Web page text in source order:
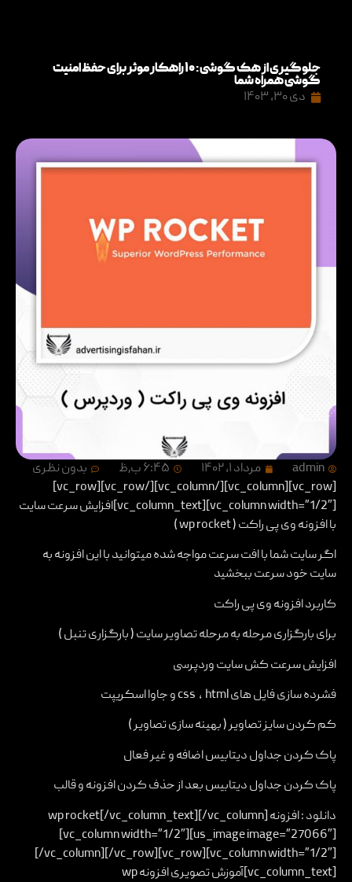
جلوگیری از هک گوشی: ۱۰ راهکار موثر برای حفظ امنیت
گوشی همراه شما
دی ۳۰, ۱۴۰۳
admin مرداد ۱, ۱۴۰۲ ۶:۴۵ ب٫ظ
بدون نظری
[vc_row][vc_column][/vc_column][/vc_row][vc_row]
[vc_column width=”1/2″][vc_column_text]افزایش سرعت سایت
با افزونه وی پی راکت ( wp rocket )
اگر سایت شما با افت سرعت مواجه شده میتوانید با این افزونه به
سایت خود سرعت ببخشید
کاربرد افزونه وی پی راکت
برای بارگزاری مرحله به مرحله تصاویر سایت ( بارگزاری تنبل )
افزایش سرعت کش سایت وردپرسی
فشرده سازی فایل های css , html و جاوا اسکریپت
کم کردن سایز تصاویر ( بهینه سازی تصاویر )
پاک کردن جداول دیتابیس اضافه و غیر فعال
پاک کردن جداول دیتابیس بعد از حذف کردن افزونه و قالب
دانلود :افزونه wp rocket[/vc_column_text][/vc_column]
[vc_column width=”1/2″][us_image image=”27066″]
[/vc_column][/vc_row][vc_row][vc_column width=”1/2″]
[vc_column_text]آموزش تصویری افزونه wp